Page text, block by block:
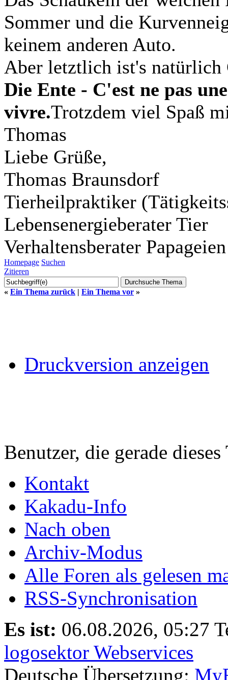
Sommer und die
keinem anderen Auto.
Aber letztlich ist's natürlich
Die Ente - C'est ne pas
vivre.Trotzdem viel Spaß
Thomas
Liebe Grüße,
Thomas Braunsdorf
Tierheilpraktiker
Lebensenergieberater Tier
Verhaltensberater Papageien
Homepage Suchen
Zitieren
« Ein Thema zurück | Ein Thema vor »
Druckversion anzeigen
Benutzer, die gerade
Kontakt
Kakadu-Info
Nach oben
Archiv-Modus
Alle Foren als gelesen
RSS-Synchronisation
Es ist: 06.08.2026, 05:27
logosektor Webservices
Deutsche Übersetzung: